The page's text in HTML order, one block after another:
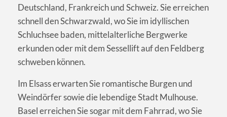
Deutschland, Frankreich und Schweiz. Sie erreichen
schnell den Schwarzwald, wo Sie im idyllischen
Schluchsee baden, mittelalterliche Bergwerke
erkunden oder mit dem Sessellift auf den Feldberg
schweben können.
Im Elsass erwarten Sie romantische Burgen und
Weindörfer sowie die lebendige Stadt Mulhouse.
Basel erreichen Sie sogar mit dem Fahrrad, wo Sie